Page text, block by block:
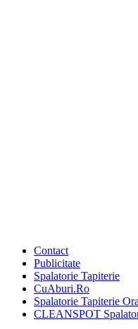
Contact
Publicitate
Spalatorie Tapiterie
CuAburi.Ro
Spalatorie Tapiterie
CLEANSPOT